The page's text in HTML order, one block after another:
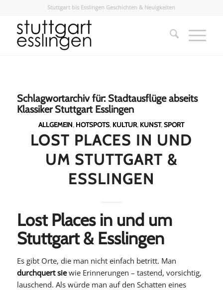
Stuttgart bis Esslingen Geschichten & Neuigkeiten
Schlagwortarchiv für: Stadtausflüge abseits
Klassiker Stuttgart Esslingen
ALLGEMEIN, HOTSPOTS, KULTUR, KUNST,SPORT
LOST PLACES IN UND
UM STUTTGART &
ESSLINGEN
Lost Places in und um
Stuttgart & Esslingen
Es gibt Orte, die man nicht einfach betritt. Man
durchquert siewie Erinnerungen – tastend, vorsichtig,
lauschend. Als würde man auf den Schatten eines